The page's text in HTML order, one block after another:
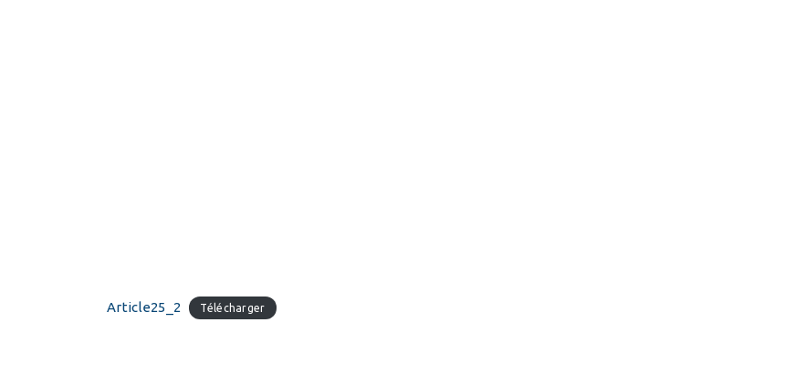
Article25_2 Télécharger